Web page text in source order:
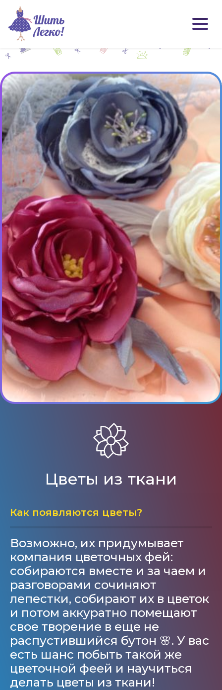
Цветы из ткани
Как появляются цветы?
Возможно, их придумывает
компания цветочных фей:
собираются вместе и за чаем и
разговорами сочиняют
лепестки, собирают их в цветок
и потом аккуратно помещают
свое творение в еще не
распустившийся бутон 🌸. У вас
есть шанс побыть такой же
цветочной феей и научиться
делать цветы из ткани!